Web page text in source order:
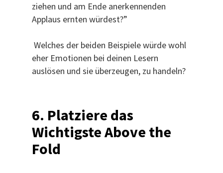
ziehen und am Ende anerkennenden
Applaus ernten würdest?”
Welches der beiden Beispiele würde wohl
eher Emotionen bei deinen Lesern
auslösen und sie überzeugen, zu handeln?
6. Platziere das
Wichtigste Above the
Fold